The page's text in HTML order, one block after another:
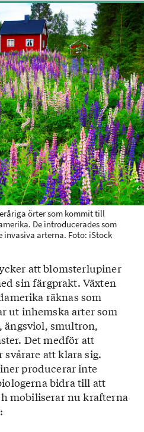
örter som kommit till
De introducerades som
invasiva arterna. Foto: iStock
att blomsterlupiner
sin färgprakt. Växten
räknas som
ut inhemska arter som
ängsviol, smultron,
Det medför att
att klara sig.
producerar inte
bidra till att
mobiliserar nu krafterna